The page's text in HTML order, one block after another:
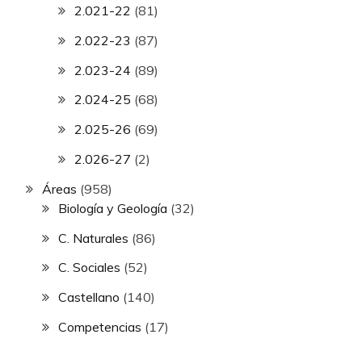
2.021-22 (81)
2.022-23 (87)
2.023-24 (89)
2.024-25 (68)
2.025-26 (69)
2.026-27 (2)
Áreas (958)
Biología y Geología (32)
C. Naturales (86)
C. Sociales (52)
Castellano (140)
Competencias (17)